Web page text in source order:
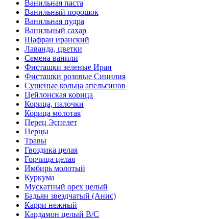
Ванильная паста
Ванильный порошок
Ванильная пудра
Ванильный сахар
Шафран иранский
Лаванда, цветки
Семена ванили
Фисташки зеленые Иран
Фисташки розовые Сицилия
Сушеные кольца апельсинов
Цейлонская корица
Корица, палочки
Корица молотая
Перец Эспелет
Перцы
Травы
Гвоздика целая
Горчица целая
Имбирь молотый
Куркума
Мускатный орех целый
Бадьян звездчатый (Анис)
Карри нежный
Кардамон целый В/С